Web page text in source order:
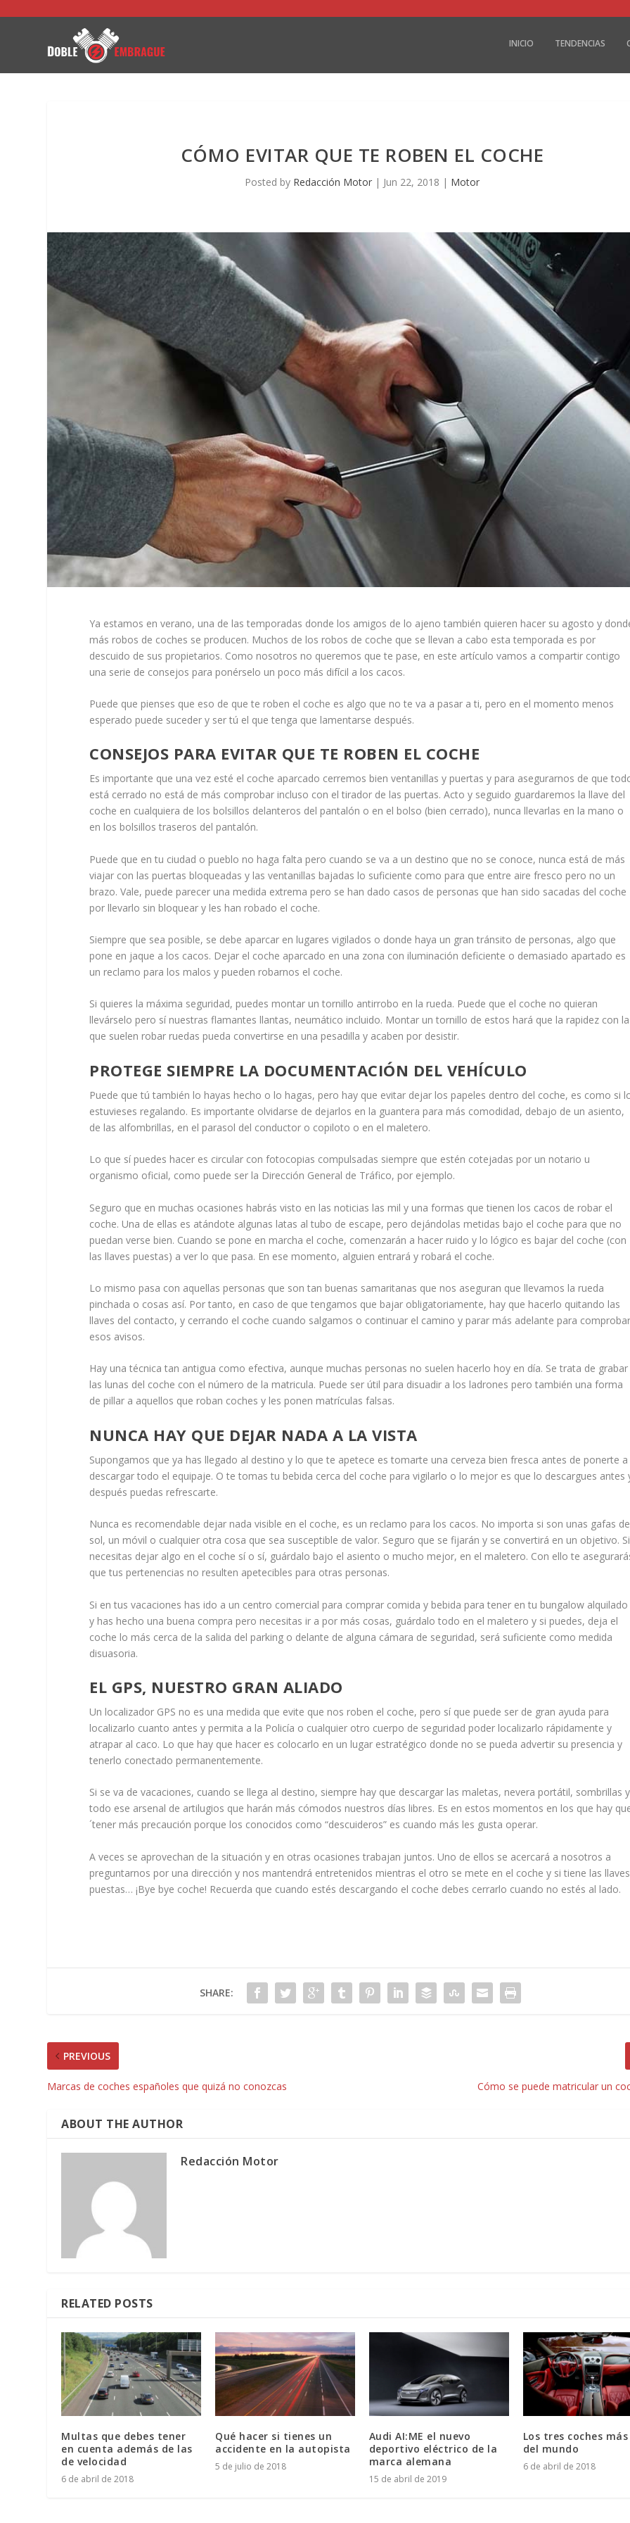
INICIO TENDENCIAS
CÓMO EVITAR QUE TE ROBEN EL COCHE
Posted by Redacción Motor| Jun 22, 2018 | Motor
Ya estamos en verano, una de las temporadas donde los amigos de lo ajeno también quieren hacer su agosto y
más robos de coches se producen. Muchos de los robos de coche que se llevan a cabo esta temporada es por
descuido de sus propietarios. Como nosotros no queremos que te pase, en este artículo vamos a compartir contigo
una serie de consejos para ponérselo un poco más difícil a los cacos.
Puede que pienses que eso de que te roben el coche es algo que no te va a pasar a ti, pero en el momento menos
esperado puede suceder y ser tú el que tenga que lamentarse después.
CONSEJOS PARA EVITAR QUE TE ROBEN EL COCHE
Es importante que una vez esté el coche aparcado cerremos bien ventanillas y puertas y para asegurarnos de que
está cerrado no está de más comprobar incluso con el tirador de las puertas. Acto y seguido guardaremos la llave del
coche en cualquiera de los bolsillos delanteros del pantalón o en el bolso (bien cerrado), nunca llevarlas en la mano o
en los bolsillos traseros del pantalón.
Puede que en tu ciudad o pueblo no haga falta pero cuando se va a un destino que no se conoce, nunca está de más
viajar con las puertas bloqueadas y las ventanillas bajadas lo suficiente como para que entre aire fresco pero no un
brazo. Vale, puede parecer una medida extrema pero se han dado casos de personas que han sido sacadas del coche
por llevarlo sin bloquear y les han robado el coche.
Siempre que sea posible, se debe aparcar en lugares vigilados o donde haya un gran tránsito de personas, algo que
pone en jaque a los cacos. Dejar el coche aparcado en una zona con iluminación deficiente o demasiado apartado es
un reclamo para los malos y pueden robarnos el coche.
Si quieres la máxima seguridad, puedes montar un tornillo antirrobo en la rueda. Puede que el coche no quieran
llevárselo pero sí nuestras flamantes llantas, neumático incluido. Montar un tornillo de estos hará que la rapidez con la
que suelen robar ruedas pueda convertirse en una pesadilla y acaben por desistir.
PROTEGE SIEMPRE LA DOCUMENTACIÓN DEL VEHÍCULO
Puede que tú también lo hayas hecho o lo hagas, pero hay que evitar dejar los papeles dentro del coche, es como si
estuvieses regalando. Es importante olvidarse de dejarlos en la guantera para más comodidad, debajo de un asiento,
de las alfombrillas, en el parasol del conductor o copiloto o en el maletero.
Lo que sí puedes hacer es circular con fotocopias compulsadas siempre que estén cotejadas por un notario u
organismo oficial, como puede ser la Dirección General de Tráfico, por ejemplo.
Seguro que en muchas ocasiones habrás visto en las noticias las mil y una formas que tienen los cacos de robar el
coche. Una de ellas es atándote algunas latas al tubo de escape, pero dejándolas metidas bajo el coche para que no
puedan verse bien. Cuando se pone en marcha el coche, comenzarán a hacer ruido y lo lógico es bajar del coche (con
las llaves puestas) a ver lo que pasa. En ese momento, alguien entrará y robará el coche.
Lo mismo pasa con aquellas personas que son tan buenas samaritanas que nos aseguran que llevamos la rueda
pinchada o cosas así. Por tanto, en caso de que tengamos que bajar obligatoriamente, hay que hacerlo quitando las
llaves del contacto, y cerrando el coche cuando salgamos o continuar el camino y parar más adelante para
esos avisos.
Hay una técnica tan antigua como efectiva, aunque muchas personas no suelen hacerlo hoy en día. Se trata de grabar
las lunas del coche con el número de la matricula. Puede ser útil para disuadir a los ladrones pero también una forma
de pillar a aquellos que roban coches y les ponen matrículas falsas.
NUNCA HAY QUE DEJAR NADA A LA VISTA
Supongamos que ya has llegado al destino y lo que te apetece es tomarte una cerveza bien fresca antes de ponerte a
descargar todo el equipaje. O te tomas tu bebida cerca del coche para vigilarlo o lo mejor es que lo descargues antes
después puedas refrescarte.
Nunca es recomendable dejar nada visible en el coche, es un reclamo para los cacos. No importa si son unas gafas de
sol, un móvil o cualquier otra cosa que sea susceptible de valor. Seguro que se fijarán y se convertirá en un objetivo. Si
necesitas dejar algo en el coche sí o sí, guárdalo bajo el asiento o mucho mejor, en el maletero. Con ello te
que tus pertenencias no resulten apetecibles para otras personas.
Si en tus vacaciones has ido a un centro comercial para comprar comida y bebida para tener en tu bungalow alquilado
y has hecho una buena compra pero necesitas ir a por más cosas, guárdalo todo en el maletero y si puedes, deja el
coche lo más cerca de la salida del parking o delante de alguna cámara de seguridad, será suficiente como medida
disuasoria.
EL GPS, NUESTRO GRAN ALIADO
Un localizador GPS no es una medida que evite que nos roben el coche, pero sí que puede ser de gran ayuda para
localizarlo cuanto antes y permita a la Policía o cualquier otro cuerpo de seguridad poder localizarlo rápidamente y
atrapar al caco. Lo que hay que hacer es colocarlo en un lugar estratégico donde no se pueda advertir su presencia y
tenerlo conectado permanentemente.
Si se va de vacaciones, cuando se llega al destino, siempre hay que descargar las maletas, nevera portátil, sombrillas y
todo ese arsenal de artilugios que harán más cómodos nuestros días libres. Es en estos momentos en los que hay
´tener más precaución porque los conocidos como “descuideros” es cuando más les gusta operar.
A veces se aprovechan de la situación y en otras ocasiones trabajan juntos. Uno de ellos se acercará a nosotros a
preguntarnos por una dirección y nos mantendrá entretenidos mientras el otro se mete en el coche y si tiene las llaves
puestas… ¡Bye bye coche! Recuerda que cuando estés descargando el coche debes cerrarlo cuando no estés al lado.
SHARE:
PREVIOUS
Marcas de coches españoles que quizá no conozcas Cómo se puede matricular un
ABOUT THE AUTHOR
Redacción Motor
RELATED POSTS
Multas que debes tener
en cuenta además de las
de velocidad
6 de abril de 2018
Qué hacer si tienes un
accidente en la autopista
5 de julio de 2018
Audi AI:ME el nuevo
deportivo eléctrico de la
marca alemana
15 de abril de 2019
Los tres coches
del mundo
6 de abril de 2018